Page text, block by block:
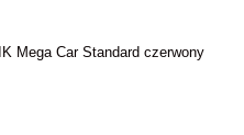
Mega Car Standard czerwony